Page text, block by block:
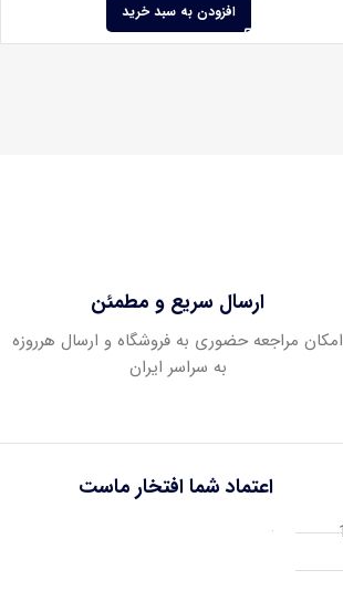
افزودن به سبد خرید
ارسال سریع و مطمئن
امکان مراجعه حضوری به فروشگاه و ارسال هرروزه
به سراسر ایران
اعتماد شما افتخار ماست